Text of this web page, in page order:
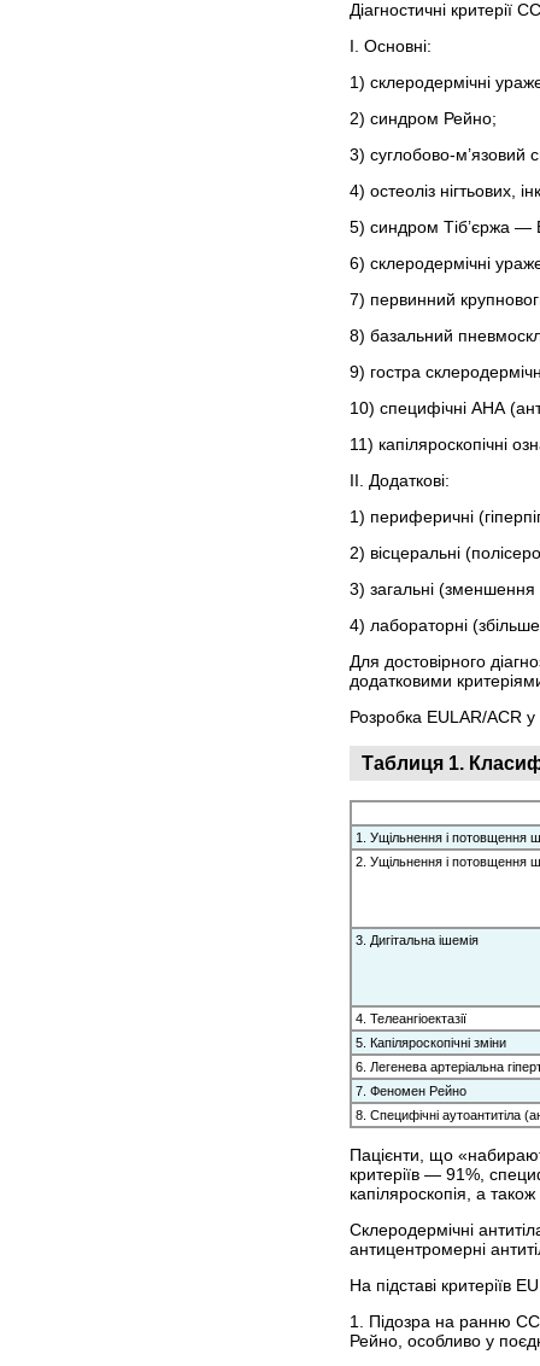
Діагностичні критерії
І. Основні:
1) склеродермічні
2) синдром Рейно;
3) суглобово-м’язовий
4) остеоліз нігтьових,
5) синдром Тіб’єржа —
6) склеродермічні
7) первинний
8) базальний
9) гостра
10) специфічні АНА
11) капіляроскопічні
II. Додаткові:
1) периферичні
2) вісцеральні
3) загальні (зменшення
4) лабораторні
Для достовірного
додатковими
Розробка EULAR/ACR у
Таблиця 1.
1. Ущільнення і потовщення
2. Ущільнення і потовщення
3. Дигітальна ішемія
4. Телеангіоектазії
5. Капіляроскопічні зміни
6. Легенева артеріальна
7. Феномен Рейно
8. Специфічні аутоантитіла
Пацієнти, що
критеріїв — 91%,
капіляроскопія, а
Склеродермічні
антицентромерні
На підставі критеріїв
1. Підозра на ранню
Рейно, особ­ливо у